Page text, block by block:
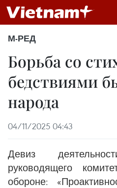
М-РЕД
Борьба со
бедствиями
народа
04/11/2025 04:43
Девиз
руководящего
обороне: